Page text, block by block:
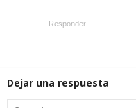
Responder
Dejar una respuesta